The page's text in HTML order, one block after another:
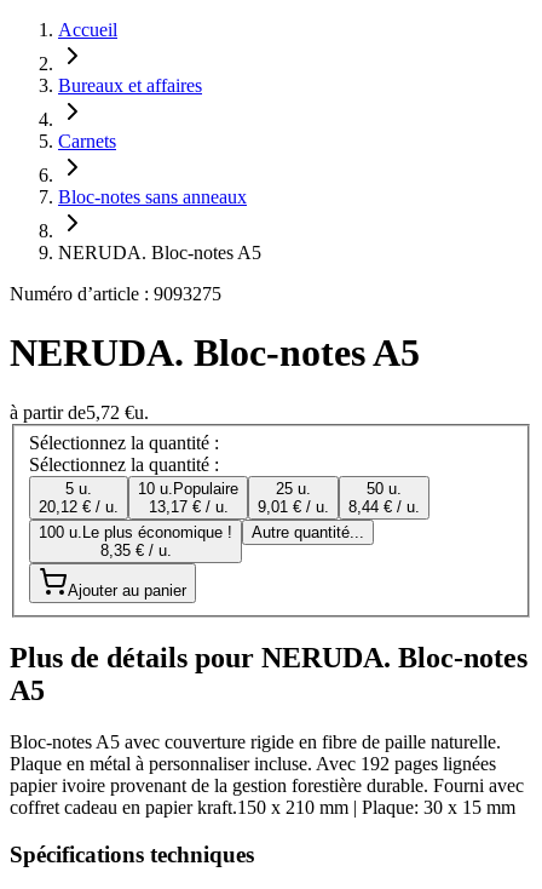
Accueil
Bureaux et affaires
Carnets
Bloc-notes sans anneaux
NERUDA. Bloc-notes A5
Numéro d’article : 9093275
NERUDA. Bloc-notes A5
à partir de5,72 €u.
Sélectionnez la quantité :
Sélectionnez la quantité :
5 u.
20,12 € / u.
10 u. Populaire
13,17 € / u.
25 u.
9,01 € / u.
50 u.
8,44 € / u.
100 u. Le plus économique !
8,35 € / u.
Autre quantité...
Ajouter au panier
Plus de détails pour NERUDA. Bloc-notes
A5
Bloc-notes A5 avec couverture rigide en fibre de paille naturelle.
Plaque en métal à personnaliser incluse. Avec 192 pages lignées
papier ivoire provenant de la gestion forestière durable. Fourni avec
coffret cadeau en papier kraft.150 x 210 mm | Plaque: 30 x 15 mm
Spécifications techniques